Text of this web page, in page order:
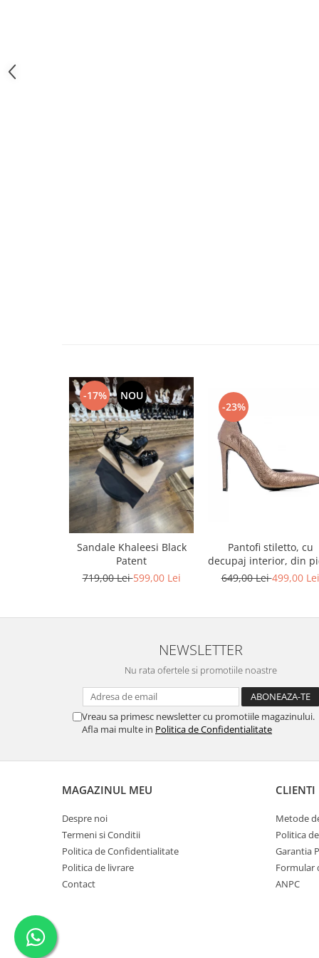
-17% NOU
Sandale Khaleesi Black
Patent
719,00 Lei599,00 Lei
-23%
Pantofi stiletto, cu
decupaj interior, din
bronz
649,00 Lei499,00 Lei
NEWSLETTER
Nu rata ofertele si promotiile noastre
Vreau sa primesc newsletter cu promotiile magazinului.
Afla mai multe in Politica de Confidentialitate
MAGAZINUL MEU
Despre noi
Termeni si Conditii
Politica de Confidentialitate
Politica de livrare
Contact
CLIENTI
Metode
Politica
Garantia
Formular
ANPC